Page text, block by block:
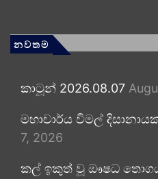
නවතම
කාටූන් 2026.08.07
මහාචාර්ය විමල්
7, 2026
කල් ඉකුත් වූ ඖෂධ